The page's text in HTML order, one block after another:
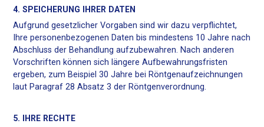
4. SPEICHERUNG IHRER DATEN
Aufgrund gesetzlicher Vorgaben sind wir dazu verpflichtet,
Ihre personenbezogenen Daten bis mindestens 10 Jahre nach
Abschluss der Behandlung aufzubewahren. Nach anderen
Vorschriften können sich längere Aufbewahrungsfristen
ergeben, zum Beispiel 30 Jahre bei Röntgenaufzeichnungen
laut Paragraf 28 Absatz 3 der Röntgenverordnung.
5. IHRE RECHTE